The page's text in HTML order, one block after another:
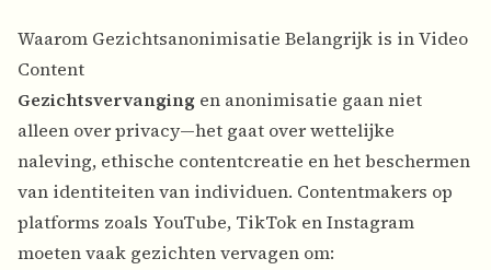
Waarom Gezichtsanonimisatie Belangrijk is in Video
Content
Gezichtsvervanging en anonimisatie gaan niet
alleen over privacy—het gaat over wettelijke
naleving, ethische contentcreatie en het beschermen
van identiteiten van individuen. Contentmakers op
platforms zoals YouTube, TikTok en Instagram
moeten vaak gezichten vervagen om: